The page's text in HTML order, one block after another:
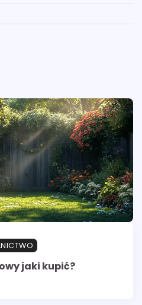
jaki kupić?